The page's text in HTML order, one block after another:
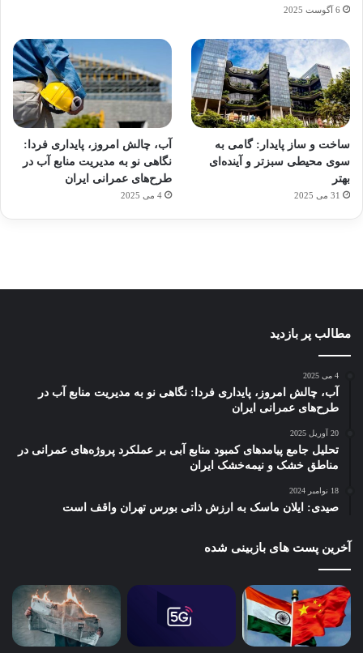
6 آگوست 2025
ساخت و ساز پایدار: گامی به
سوی محیطی سبزتر و آینده‌ای
بهتر
31 می 2025
آب، چالش امروز، پایداری فردا:
نگاهی نو به مدیریت منابع آب در
طرح‌های عمرانی ایران
4 می 2025
آماده
برای
کشف
توسط
ژاکت
در
ی سفر
مجازی
…
توسط
ورزش
با
ساعت
هوشمند
عکاسی
با طعم
توسط
ژاکت
در
هدفون
های
2023
توسط
ژاکت
مطالب پر بازدید
4 می 2025
آب، چالش امروز، پایداری فردا: نگاهی نو به مدیریت منابع آب در
طرح‌های عمرانی ایران
20 آوریل 2025
تحلیل جامع پیامدهای کمبود منابع آبی بر عملکرد پروژه‌های عمرانی در
مناطق خشک و نیمه‌خشک ایران
18 نوامبر 2024
صیدی: ایلان ماسک به ارزش ذاتی بورس تهران واقف است
آخرین پست های بازبینی شده